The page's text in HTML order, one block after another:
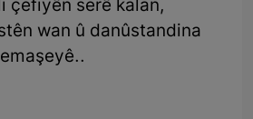
çefiyên serê kalan,
wan û danûstandina